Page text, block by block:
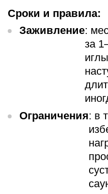
Сроки и правила:
Заживление:
за
Ограничения: в